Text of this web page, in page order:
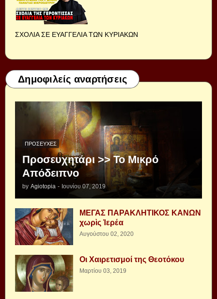
ΣΧΟΛΙΑ ΣΕ ΕΥΑΓΓΕΛΙΑ ΤΩΝ ΚΥΡΙΑΚΩΝ
Δημοφιλείς αναρτήσεις
ΠΡΟΣΕΥΧΈΣ
Προσευχητάρι >> Το Μικρό
Απόδειπνο
by Agiotopia - Ιουνίου 07, 2019
ΜΕΓΑΣ ΠΑΡΑΚΛΗΤΙΚΟΣ ΚΑΝΩΝ
χωρὶς Ἱερέα
Αυγούστου 02, 2020
Οι Χαιρετισμοί της Θεοτόκου
Μαρτίου 03, 2019